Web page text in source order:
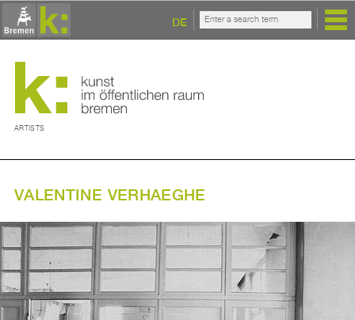
DE
ARTISTS
VALENTINE VERHAEGHE